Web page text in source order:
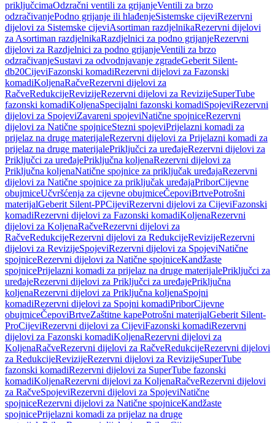
priključcimaOdzračni ventili za grijanjeVentili za brzo
odzračivanjePodno grijanje ili hlađenjeSistemske cijeviRezervni
dijelovi za Sistemske cijeviAsortiman razdjelnikaRezervni dijelovi
za Asortiman razdjelnikaRazdjelnici za podno grijanjeRezervni
dijelovi za Razdjelnici za podno grijanjeVentili za brzo
odzračivanjeSustavi za odvodnjavanje zgradeGeberit Silent-
db20CijeviFazonski komadiRezervni dijelovi za Fazonski
komadiKoljenaRačveRezervni dijelovi za
RačveRedukcijeRevizijeRezervni dijelovi za RevizijeSuperTube
fazonski komadiKoljenaSpecijalni fazonski komadiSpojeviRezervni
dijelovi za SpojeviZavareni spojeviNatične spojniceRezervni
dijelovi za Natične spojniceStezni spojeviPrijelazni komadi za
prijelaz na druge materijaleRezervni dijelovi za Prijelazni komadi za
prijelaz na druge materijalePriključci za uređajeRezervni dijelovi za
Priključci za uređajePriključna koljenaRezervni dijelovi za
Priključna koljenaNatične spojnice za priključak uređajaRezervni
dijelovi za Natične spojnice za priključak uređajaPriborCijevne
obujmiceUčvršćenja za cijevne obujmiceČepoviBrtvePotrošni
materijalGeberit Silent-PPCijeviRezervni dijelovi za CijeviFazonski
komadiRezervni dijelovi za Fazonski komadiKoljenaRezervni
dijelovi za KoljenaRačveRezervni dijelovi za
RačveRedukcijeRezervni dijelovi za RedukcijeRevizijeRezervni
dijelovi za RevizijeSpojeviRezervni dijelovi za SpojeviNatične
spojniceRezervni dijelovi za Natične spojniceKandžaste
spojnicePrijelazni komadi za prijelaz na druge materijalePriključci za
uređajeRezervni dijelovi za Priključci za uređajePriključna
koljenaRezervni dijelovi za Priključna koljenaSpojni
komadiRezervni dijelovi za Spojni komadiPriborCijevne
obujmiceČepoviBrtveZaštitne kapePotrošni materijalGeberit Silent-
ProCijeviRezervni dijelovi za CijeviFazonski komadiRezervni
dijelovi za Fazonski komadiKoljenaRezervni dijelovi za
KoljenaRačveRezervni dijelovi za RačveRedukcijeRezervni dijelovi
za RedukcijeRevizijeRezervni dijelovi za RevizijeSuperTube
fazonski komadiRezervni dijelovi za SuperTube fazonski
komadiKoljenaRezervni dijelovi za KoljenaRačveRezervni dijelovi
za RačveSpojeviRezervni dijelovi za SpojeviNatične
spojniceRezervni dijelovi za Natične spojniceKandžaste
spojnicePrijelazni komadi za prijelaz na druge